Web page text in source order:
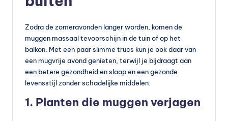
Zodra de zomeravonden langer worden, komen de
muggen massaal tevoorschijn in de tuin of op het
balkon. Met een paar slimme trucs kun je ook daar van
een mugvrije avond genieten, terwijl je bijdraagt aan
een betere gezondheid en slaap en een gezonde
levensstijl zonder schadelijke middelen.
1. Planten die muggen verjagen